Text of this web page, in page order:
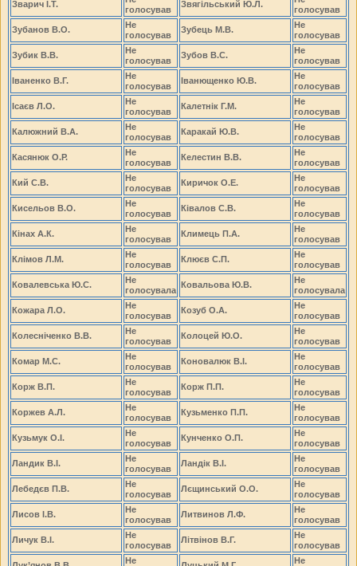
Зварич І.Т.
голосував
Звягільський Ю.Л.
голосував
Зубанов В.О.
Не
голосував
Зубець М.В.
Не
голосував
Зубик В.В.
Не
голосував
Зубов В.С.
Не
голосував
Іваненко В.Г.
Не
голосував
Іванющенко Ю.В.
Не
голосував
Ісаєв Л.О.
Не
голосував
Калетнік Г.М.
Не
голосував
Калюжний В.А.
Не
голосував
Каракай Ю.В.
Не
голосував
Касянюк О.Р.
Не
голосував
Келестин В.В.
Не
голосував
Кий С.В.
Не
голосував
Киричок О.Е.
Не
голосував
Кисельов В.О.
Не
голосував
Ківалов С.В.
Не
голосував
Кінах А.К.
Не
голосував
Климець П.А.
Не
голосував
Клімов Л.М.
Не
голосував
Клюєв С.П.
Не
голосував
Ковалевська Ю.С.
Не
голосувала
Ковальова Ю.В.
Не
голосувала
Кожара Л.О.
Не
голосував
Козуб О.А.
Не
голосував
Колесніченко В.В.
Не
голосував
Колоцей Ю.О.
Не
голосував
Комар М.С.
Не
голосував
Коновалюк В.І.
Не
голосував
Корж В.П.
Не
голосував
Корж П.П.
Не
голосував
Коржев А.Л.
Не
голосував
Кузьменко П.П.
Не
голосував
Кузьмук О.І.
Не
голосував
Кунченко О.П.
Не
голосував
Ландик В.І.
Не
голосував
Ландік В.І.
Не
голосував
Лебедєв П.В.
Не
голосував
Лєщинський О.О.
Не
голосував
Лисов І.В.
Не
голосував
Литвинов Л.Ф.
Не
голосував
Личук В.І.
Не
голосував
Літвінов В.Г.
Не
голосував
Не
Не